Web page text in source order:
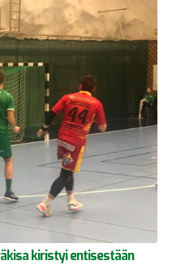
kiristyi entisestään